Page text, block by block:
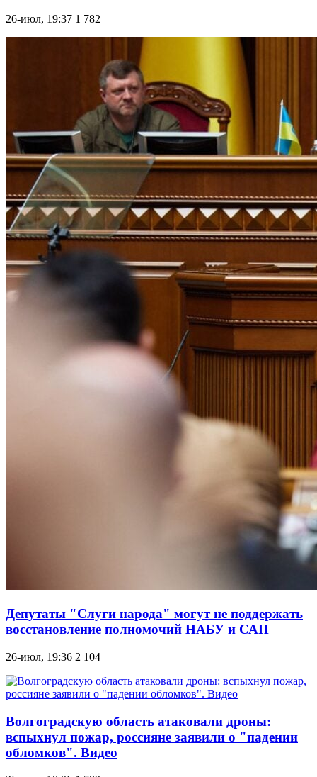
26-июл, 19:37 1 782
Депутаты "Слуги народа" могут не поддержать
восстановление полномочий НАБУ и САП
26-июл, 19:36 2 104
Волгоградскую область атаковали дроны:
вспыхнул пожар, россияне заявили о "падении
обломков". Видео